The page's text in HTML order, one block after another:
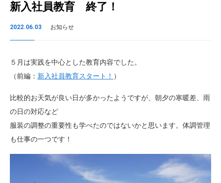
新入社員教育 終了！
2022.06.03 お知らせ
５月は実践を中心とした教育内容でした。
（前編： 新入社員教育スタート！ ）
比較的お天気が良い日が多かったようですが、朝夕の寒暖差、雨
の日の対応など
服装の調整の重要性も学べたのではないかと思います。体調管理
も仕事の一つです！